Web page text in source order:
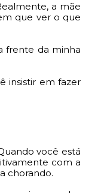
a mãe
que ver o que
frente da minha
insistir em fazer
você está
com a
chorando.